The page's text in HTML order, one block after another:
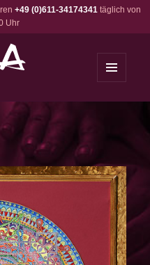
+49 (0)611-34174341 täglich von
Uhr
UND